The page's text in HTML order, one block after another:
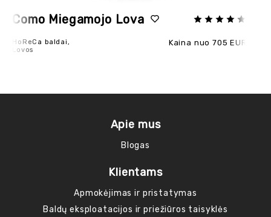
Como Miegamojo Lova
HoReCa baldai,
Lovos
Kaina nuo 705 EUR
Apie mus
Blogas
Klientams
Apmokėjimas ir pristatymas
Baldų eksploatacijos ir priežiūros taisyklės